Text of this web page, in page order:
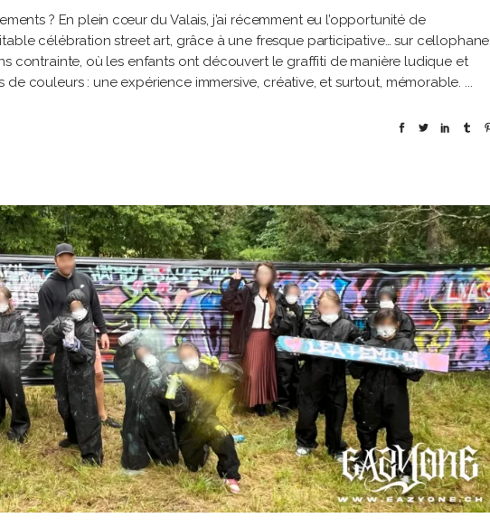
? En plein cœur du Valais, j’ai récemment eu l’opportunité de
célébration street art, grâce à une fresque participative… sur cellophane
contrainte, où les enfants ont découvert le graffiti de manière ludique et
couleurs : une expérience immersive, créative, et surtout, mémorable.